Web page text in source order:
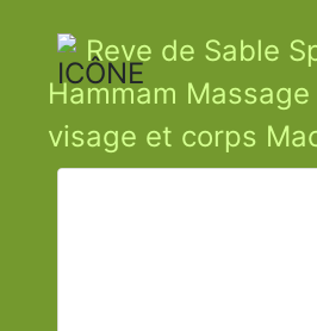
Reve de Sable
Hammam Massage
visage et corps